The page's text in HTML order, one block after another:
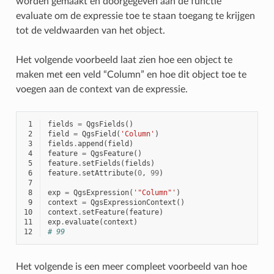
evaluate om de expressie toe te staan toegang te krijgen
tot de veldwaarden van het object.
Het volgende voorbeeld laat zien hoe een object te
maken met een veld “Column” en hoe dit object toe te
voegen aan de context van de expressie.
1 fields = QgsFields ()
2
field = QgsField ( 'Column' )
3
fields .append ( field )
4
feature = QgsFeature()
5
feature. setFields ( fields )
6
feature. setAttribute(0, 99)
7
8
exp = QgsExpression( '"Column"' )
9
context = QgsExpressionContext ()
10
context . setFeature( feature)
11
exp.evaluate( context )
12
# 99
Het volgende is een meer compleet voorbeeld van hoe